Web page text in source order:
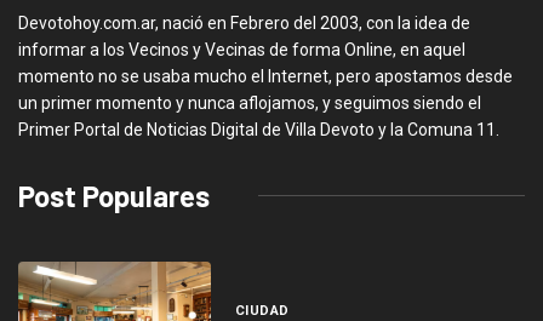
Devotohoy.com.ar, nació en Febrero del 2003, con la idea de
informar a los Vecinos y Vecinas de forma Online, en aquel
momento no se usaba mucho el Internet, pero apostamos desde
un primer momento y nunca aflojamos, y seguimos siendo el
Primer Portal de Noticias Digital de Villa Devoto y la Comuna 11.
Post Populares
CIUDAD